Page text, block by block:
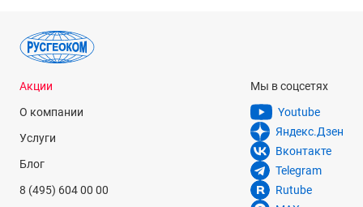
Акции
О компании
Услуги
Блог
8 (495) 604 00 00
Мы в соцсетях
Youtube
Яндекс.Дзен
Вконтакте
Telegram
Rutube